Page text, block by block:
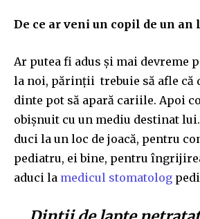
De ce ar veni un copil de un an
Ar putea fi adus și mai devreme
la noi, părinții trebuie să afle că
dinte pot să apară cariile. Apoi
obișnuit cu un mediu destinat
duci la un loc de joacă, pentru
pediatru, ei bine, pentru
aduci la medicul stomatolog